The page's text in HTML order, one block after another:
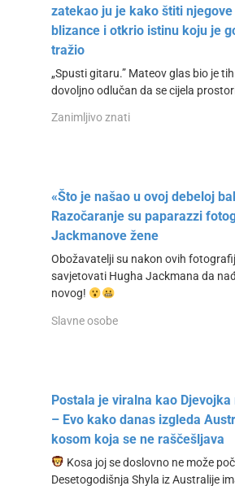
zatekao ju je kako štiti
blizance i otkrio istinu koju je
tražio
„Spusti gitaru.” Mateov glas bio je
dovoljno odlučan da se cijela
Zanimljivo znati
«Što je našao u ovoj debeloj
Razočaranje su paparazzi
Jackmanove žene
Obožavatelji su nakon ovih
savjetovati Hugha Jackmana da
novog!
Slavne osobe
Postala je viralna kao Djevojka
– Evo kako danas izgleda
kosom koja se ne raščešljava
Kosa joj se doslovno ne može
Desetogodišnja Shyla iz Australije